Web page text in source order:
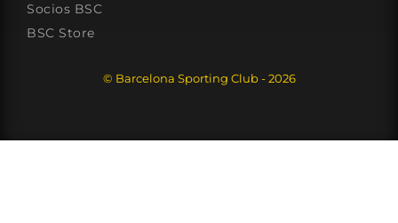
Socios BSC
BSC Store
© Barcelona Sporting Club - 2026